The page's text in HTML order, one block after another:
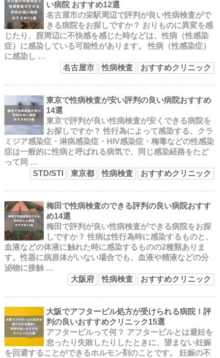
い病院 おすすめ12選
名古屋市の栄駅周辺で評判が良い性病検査がで
きる病院をお探しですか？ おりものに異変を感
じたり、腟周辺に不快感を感じた時などは、性病（性感染
症）に感染している可能性があります。 性病（性感染症）
に感染し …
名古屋市
性病検査 おすすめクリニック
東京で性病検査が安い評判の良い病院おすすめ
14選
東京で評判が良い性病検査が安くできる病院を
お探しですか？ 性行為によって感染する、クラ
ミジア感染症・淋病感染症・HIV感染症・梅毒などの性感染
症は一般的に性病と呼ばれる病気で、同じ感染経路をたど
って同 …
STD/STI
東京都 性病検査 おすすめクリニック
梅田で性病検査のできる評判の良い病院おすす
め14選
梅田で評判が良い性病検査ができる病院をお探
しですか？ 性病は性行為時に感染するものと、
血液などの体液に触れた時に感染するものの2種類ありま
す。性器に病原体がいない場合でも、血液や精液などの分
泌物に接触 …
大阪府
性病検査 おすすめクリニック
大阪でアフターピル処方が受けられる病院！評
判の良いおすすめクリニック15選
アフターピルって何？ アフターピルとは避妊を
怠ったり失敗したりしたときに、望まない妊娠
を回避することができるホルモン剤のことです。 妊娠の不